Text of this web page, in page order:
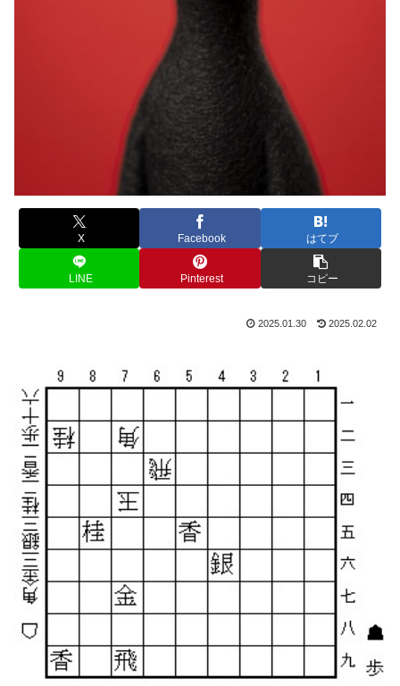
X Facebook はてブ
LINE Pinterest コピー
2025.01.30 2025.02.02